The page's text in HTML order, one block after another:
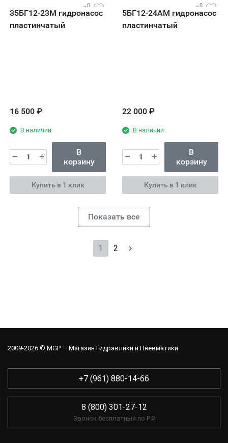
35БГ12-23М гидронасос
пластинчатый
16 500 ₽
В наличии
В
корзину
Купить в 1 клик
5БГ12-24АМ гидронасос
пластинчатый
22 000 ₽
В наличии
В
корзину
Купить в 1 клик
Показать все
1 2
2009-2026 © MGP — Магазин Гидравлики и Пневматики
+7 (961) 880-14-66
8 (800) 301-27-12
Звонок бесплатный по РФ